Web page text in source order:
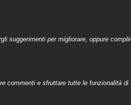
suggerimenti per migliorare, oppure
commenti e sfruttare tutte le funzionalità